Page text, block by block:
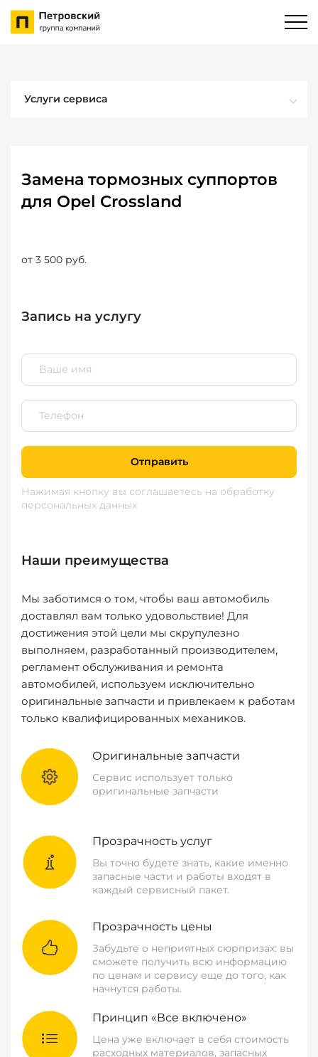
Услуги сервиса
Замена тормозных суппортов
для Opel Crossland
от 3 500 руб.
Запись на услугу
Отправить
Нажимая кнопку вы соглашаетесь на обработку
персональных данных
Наши преимущества
Мы заботимся о том, чтобы ваш автомобиль
доставлял вам только удовольствие! Для
достижения этой цели мы скрупулезно
выполняем, разработанный производителем,
регламент обслуживания и ремонта
автомобилей, используем исключительно
оригинальные запчасти и привлекаем к работам
только квалифицированных механиков.
Оригинальные запчасти
Сервис использует только
оригинальные запчасти
Прозрачность услуг
Вы точно будете знать, какие именно
запасные части и работы входят в
каждый сервисный пакет.
Прозрачность цены
Забудьте о неприятных сюрпризах: вы
сможете получить всю информацию
по ценам и сервису еще до того, как
начнутся работы.
Принцип «Все включено»
Цена уже включает в себя стоимость
расходных материалов, запасных